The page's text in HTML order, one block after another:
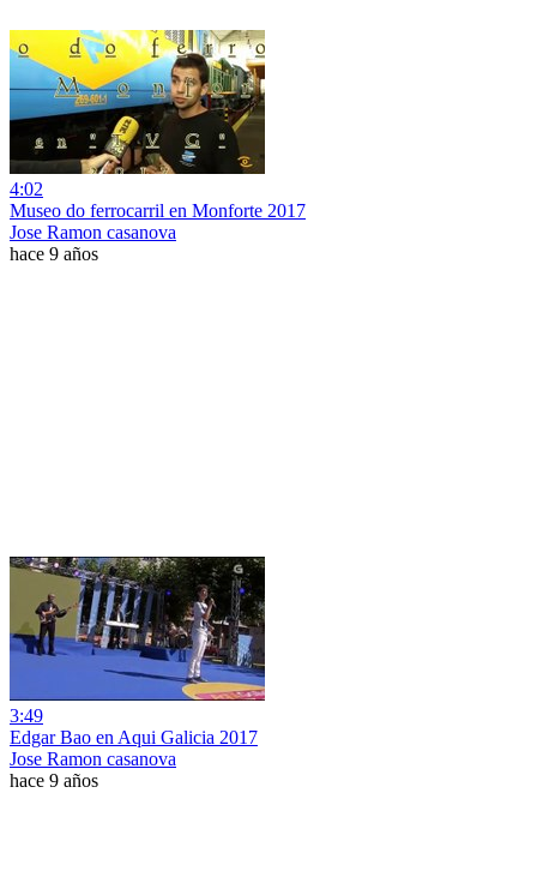
4:02
Museo do ferrocarril en Monforte 2017
Jose Ramon casanova
hace 9 años
3:49
Edgar Bao en Aqui Galicia 2017
Jose Ramon casanova
hace 9 años